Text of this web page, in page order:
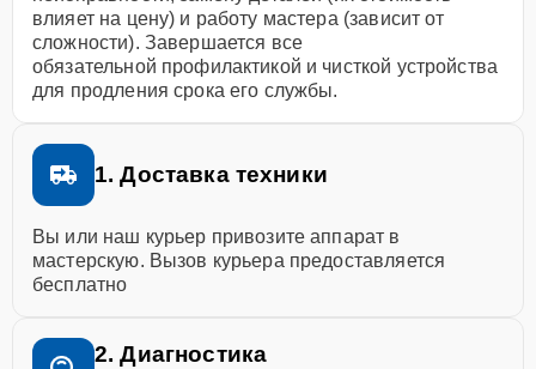
влияет на цену) и работу мастера (зависит от
сложности). Завершается все
обязательной профилактикой и чисткой устройства
для продления срока его службы.
1. Доставка техники
Вы или наш курьер привозите аппарат в
мастерскую. Вызов курьера предоставляется
бесплатно
2. Диагностика